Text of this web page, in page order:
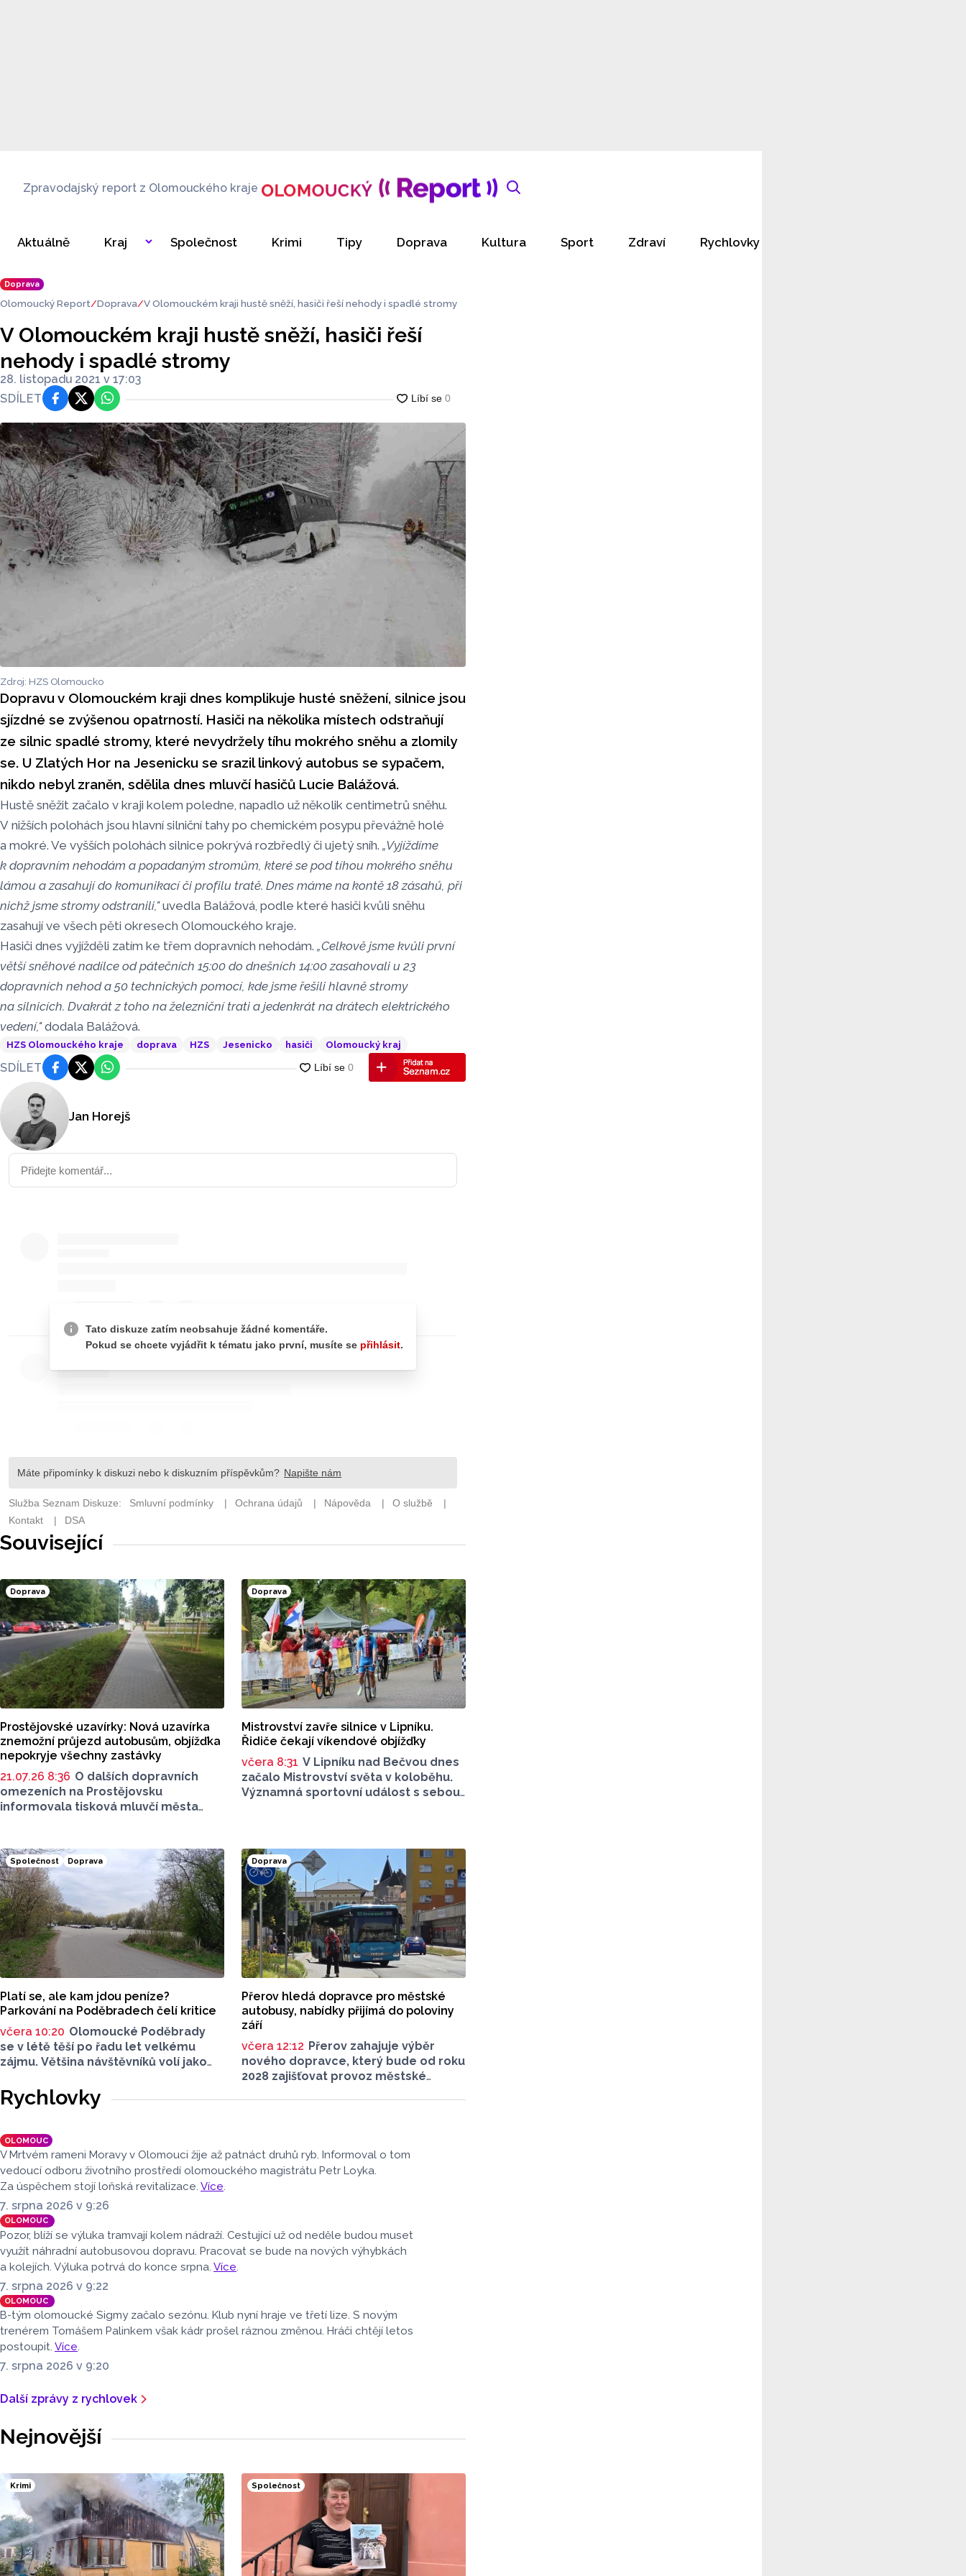
Zpravodajský report z Olomouckého kraje
Aktuálně Kraj Společnost Krimi Tipy Doprava Kultura Sport Zdraví Rychlovky
Doprava
Olomoucký Report Doprava V Olomouckém kraji hustě sněží, hasiči řeší nehody i spadlé stromy
V Olomouckém kraji hustě sněží, hasiči řeší
nehody i spadlé stromy
28. listopadu 2021 v 17:03
SDÍLET
FacebookPlatforma X
WhatsApp
Zdroj: HZS Olomoucko
Dopravu v Olomouckém kraji dnes komplikuje husté sněžení, silnice jsou
sjízdné se zvýšenou opatrností. Hasiči na několika místech odstraňují
ze silnic spadlé stromy, které nevydržely tíhu mokrého sněhu a zlomily
se. U Zlatých Hor na Jesenicku se srazil linkový autobus se sypačem,
nikdo nebyl zraněn, sdělila dnes mluvčí hasičů Lucie Balážová.
Hustě sněžit začalo v kraji kolem poledne, napadlo už několik centimetrů sněhu.
V nižších polohách jsou hlavní silniční tahy po chemickém posypu převážně holé
a mokré. Ve vyšších polohách silnice pokrývá rozbředlý či ujetý sníh. „Vyjíždíme
k dopravním nehodám a popadaným stromům, které se pod tíhou mokrého sněhu
lámou a zasahují do komunikací či profilu tratě. Dnes máme na kontě 18 zásahů, při
nichž jsme stromy odstranili,"uvedla Balážová, podle které hasiči kvůli sněhu
zasahují ve všech pěti okresech Olomouckého kraje.
Hasiči dnes vyjížděli zatím ke třem dopravních nehodám. „Celkově jsme kvůli první
větší sněhové nadílce od pátečních 15:00 do dnešních 14:00 zasahovali u 23
dopravních nehod a 50 technických pomocí, kde jsme řešili hlavně stromy
na silnicích. Dvakrát z toho na železniční trati a jedenkrát na drátech elektrického
vedení,"dodala Balážová.
HZS Olomouckého kraje doprava HZS Jesenicko hasiči Olomoucký kraj
SDÍLET FacebookPlatforma X
WhatsApp
Jan Horejš
Související
Doprava
Prostějovské uzavírky: Nová uzavírka
znemožní průjezd autobusům, objížďka
nepokryje všechny zastávky
21.07.26 8:36 O dalších dopravních
omezeních na Prostějovsku
informovala tisková mluvčí města
dvou silnic, jedná se o komunikaci
v Tištíně a komunikaci ve Služíně
i ulice Krokova, Česká a Ruská. Nově
začíná také uzavírka silnice II/367.
Máme pro vás přehled dopravních
informací.
Doprava
Mistrovství zavře silnice v Lipníku.
Řidiče čekají víkendové objížďky
včera 8:31 V Lipníku nad Bečvou dnes
začalo Mistrovství světa v koloběhu.
Významná sportovní událost s sebou
místech si dát pozor?
Společnost Doprava
Platí se, ale kam jdou peníze?
Parkování na Poděbradech čelí kritice
včera 10:20 Olomoucké Poděbrady
se v létě těší po řadu let velkému
zájmu. Většina návštěvníků volí jako
parkování na Poděbradech je mnoho
let tématem, které mezi veřejností
na Facebooku stránka s názvem
Poděbrady bez závor a nelegálního
parkovného, která upozorňuje
na nevyhovujcí situaci s parkováním
u oblíbeného olomouckého letoviska.
Za iniciativou stojí zastupitel města
Olomouce, na jeho přání nebudeme
uvádět jeho identitu.
Doprava
Přerov hledá dopravce pro městské
autobusy, nabídky přijímá do poloviny
září
včera 12:12 Přerov zahajuje výběr
nového dopravce, který bude od roku
2028 zajišťovat provoz městské
uzavřena na deset let a zajistí
dopravní obslužnost města nad
Rychlovky
OLOMOUC
V Mrtvém rameni Moravy v Olomouci žije až patnáct druhů ryb. Informoval o tom
vedoucí odboru životního prostředí olomouckého magistrátu Petr Loyka.
Za úspěchem stojí loňská revitalizace. Více.
7. srpna 2026 v 9:26
OLOMOUC
Pozor, blíží se výluka tramvají kolem nádraží. Cestující už od neděle budou muset
využít náhradní autobusovou dopravu. Pracovat se bude na nových výhybkách
a kolejích. Výluka potrvá do konce srpna. Více.
7. srpna 2026 v 9:22
OLOMOUC
B-tým olomoucké Sigmy začalo sezónu. Klub nyní hraje ve třetí lize. S novým
trenérem Tomášem Palinkem však kádr prošel ráznou změnou. Hráči chtějí letos
postoupit. Více.
7. srpna 2026 v 9:20
Další zprávy z rychlovek
Nejnovější
Krimi Společnost